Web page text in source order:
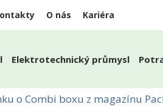
O nás Kariéra
Elektrotechnický průmysl
o Combi boxu z magazínu